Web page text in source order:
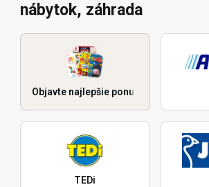
nábytok, záhrada
Objavte najlepšie ponuky
TEDi